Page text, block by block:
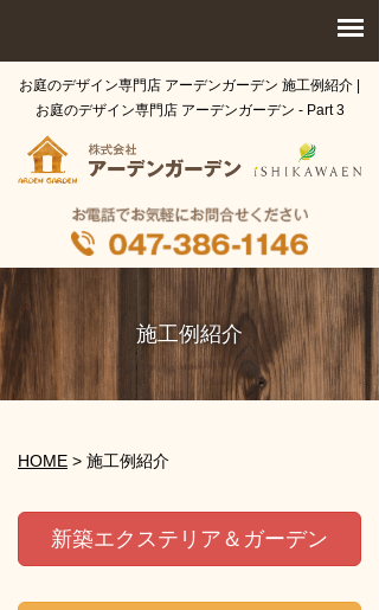
お庭のデザイン専門店 アーデンガーデン 施工例紹介 |
お庭のデザイン専門店 アーデンガーデン - Part 3
施工例紹介
HOME > 施工例紹介
新築エクステリア＆ガーデン